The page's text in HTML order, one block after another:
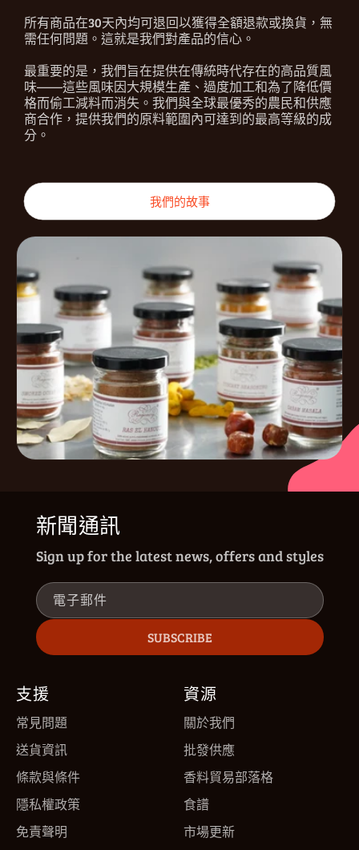
所有商品在30天內均可退回以獲得全額退款或換貨，無
需任何問題。這就是我們對產品的信心。
最重要的是，我們旨在提供在傳統時代存在的高品質風
味——這些風味因大規模生產、過度加工和為了降低價
格而偷工減料而消失。我們與全球最優秀的農民和供應
商合作，提供我們的原料範圍內可達到的最高等級的成
分。
我們的故事
新聞通訊
Sign up for the latest news, offers and styles
電子郵件
SUBSCRIBE
支援
常見問題
送貨資訊
條款與條件
隱私權政策
免責聲明
資源
關於我們
批發供應
香料貿易部落格
食譜
市場更新